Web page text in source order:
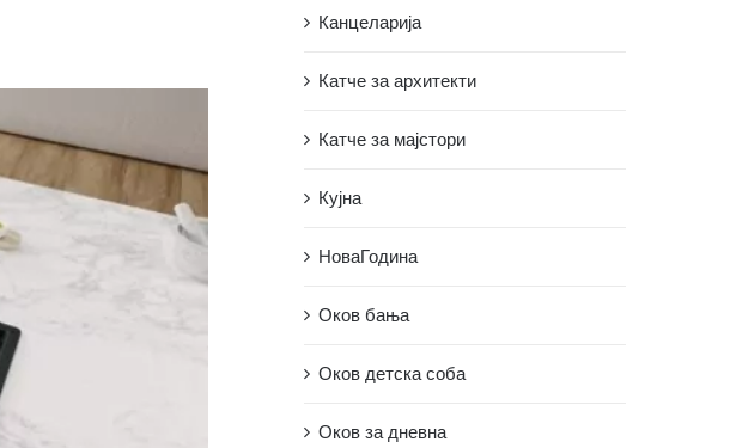
Канцеларија
Катче за архитекти
Катче за мајстори
Кујна
НоваГодина
Оков бања
Оков детска соба
Оков за дневна